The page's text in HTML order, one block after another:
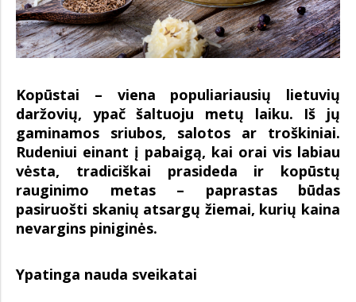
Kopūstai – viena populiariausių lietuvių
daržovių, ypač šaltuoju metų laiku. Iš jų
gaminamos sriubos, salotos ar troškiniai.
Rudeniui einant į pabaigą, kai orai vis labiau
vėsta, tradiciškai prasideda ir kopūstų
rauginimo metas – paprastas būdas
pasiruošti skanių atsargų žiemai, kurių kaina
nevargins piniginės.
Ypatinga nauda sveikatai